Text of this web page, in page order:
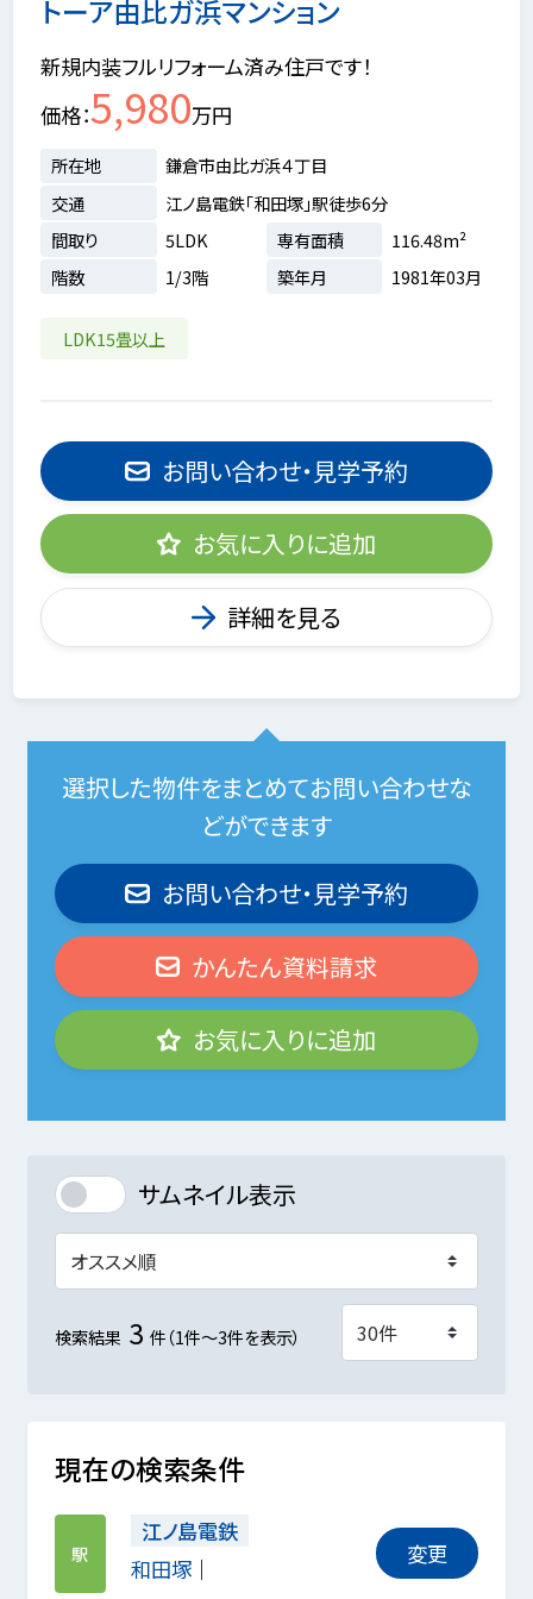
トーア由比ガ浜マンション
新規内装フルリフォーム済み住戸です！
価格 5,980万円
所在地
鎌倉市由比ガ浜４丁目
交通
江ノ島電鉄「和田塚」駅徒歩6分
間取り
5LDK 専有面積
116.48m²
階数
1/3階 築年月 1981年03月
LDK15畳以上
お問い合わせ・見学予約
お気に入りに追加
詳細を見る
選択した物件をまとめてお問い合わせな
どができます
お問い合わせ・見学予約
かんたん資料請求
お気に入りに追加
サムネイル表示
検索結果 3 件（1件～3件を表示）
現在の検索条件
駅
江ノ島電鉄
和田塚
変更